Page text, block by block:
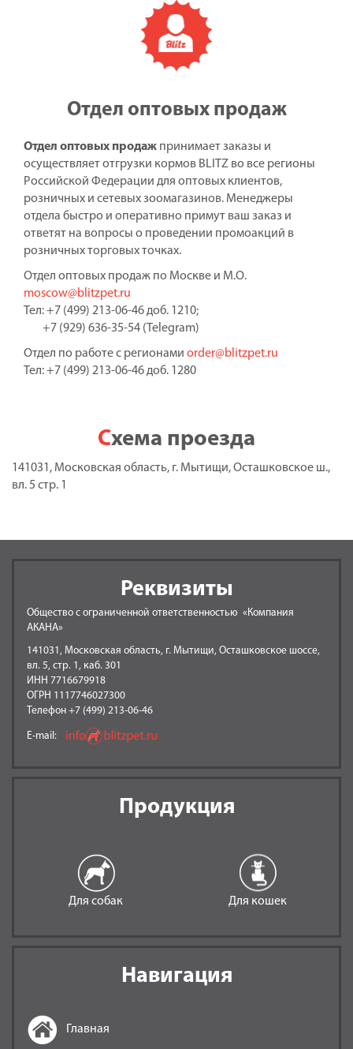
Отдел оптовых продаж
Отдел оптовых продаж принимает заказы и
осуществляет отгрузки кормов BLITZ во все регионы
Российской Федерации для оптовых клиентов,
розничных и сетевых зоомагазинов. Менеджеры
отдела быстро и оперативно примут ваш заказ и
ответят на вопросы о проведении промоакций в
розничных торговых точках.
Отдел оптовых продаж по Москве и М.О.
moscow@blitzpet.ru
Тел: +7 (499) 213-06-46 доб. 1210;
+7 (929) 636-35-54 (Telegram)
Отдел по работе с регионами order@blitzpet.ru
Тел: +7 (499) 213-06-46 доб. 1280
Схема проезда
141031, Московская область, г. Мытищи, Осташковское ш.,
вл. 5 стр. 1
Реквизиты
Общество с ограниченной ответственностью «Компания
АКАНА»
141031, Московская область, г. Мытищи, Осташковское шоссе,
вл. 5, стр. 1, каб. 301
ИНН 7716679918
ОГРН 1117746027300
Телефон +7 (499) 213-06-46
E-mail:
Продукция
Для собак Для кошек
Навигация
Главная